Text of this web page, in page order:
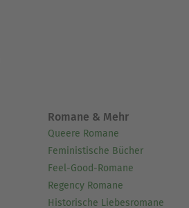
Romane & Mehr
Queere Romane
Feministische Bücher
Feel-Good-Romane
Regency Romane
Historische Liebesromane